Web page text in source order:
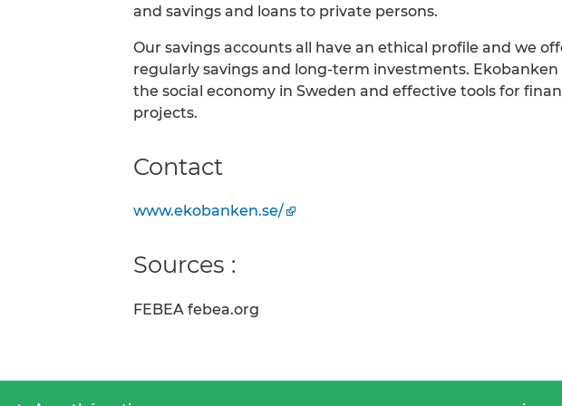
and savings and loans to private persons.
Our savings accounts all have an ethical profile and we
regularly savings and long-term investments.
the social economy in Sweden and effective tools for
projects.
Contact
www.ekobanken.se/
Sources :
FEBEA febea.org